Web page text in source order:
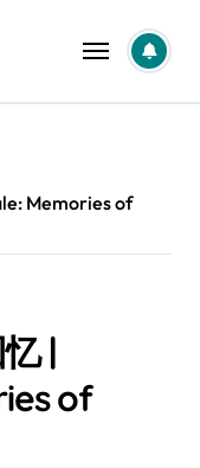
Memories of
|
of